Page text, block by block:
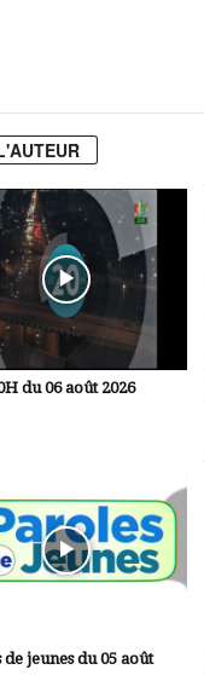
du 06 août 2026
de jeunes du 05 août